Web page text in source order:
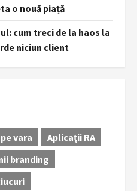
o nouă piață
cum treci de la haos la
niciun client
vara
Aplicații RA
branding